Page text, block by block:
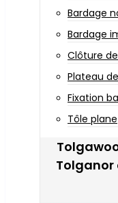
Bardage
Bardage
Clôture
Plateau
Fixation
Tôle plane
Tolganor